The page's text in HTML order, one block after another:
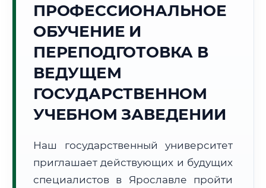
2026 г.
Погода в г. Ярославль:
🌅 Восход:04:30 🌇 Закат:
20:21
📍 Региональная справка
Субъект:
Ярославская область
Почтовые индексы:
150000–150999
Часовой пояс:
МСК (UTC+3)
Формат учебы:
Дистанционно
ПРОФЕССИОНАЛЬНОЕ
ОБУЧЕНИЕ И
ПЕРЕПОДГОТОВКА В
ВЕДУЩЕМ
ГОСУДАРСТВЕННОМ
УЧЕБНОМ ЗАВЕДЕНИИ
Наш государственный университет
приглашает действующих и будущих
специалистов в Ярославле пройти